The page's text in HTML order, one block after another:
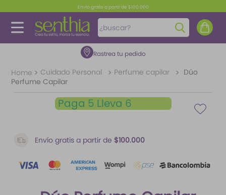
Envío gratis a partir de $100.000
¿buscar?
Rastrea tu pedido
Cuidado Personal Perfume capilar
Dúo
Perfume Capilar
Paga 5 Lleva 6
Envío gratis a partir de $100.000
TÉRMINOS MÁS BUSCADOS
1.
perfume
carolina herrera
splash
5.
mantequilla
6.
feromonas